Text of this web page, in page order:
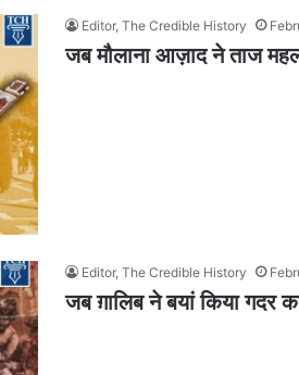
Editor, The Credible History
जब मौलाना आज़ाद ने ताज
Editor, The Credible History
जब ग़ालिब ने बयां किया गदर